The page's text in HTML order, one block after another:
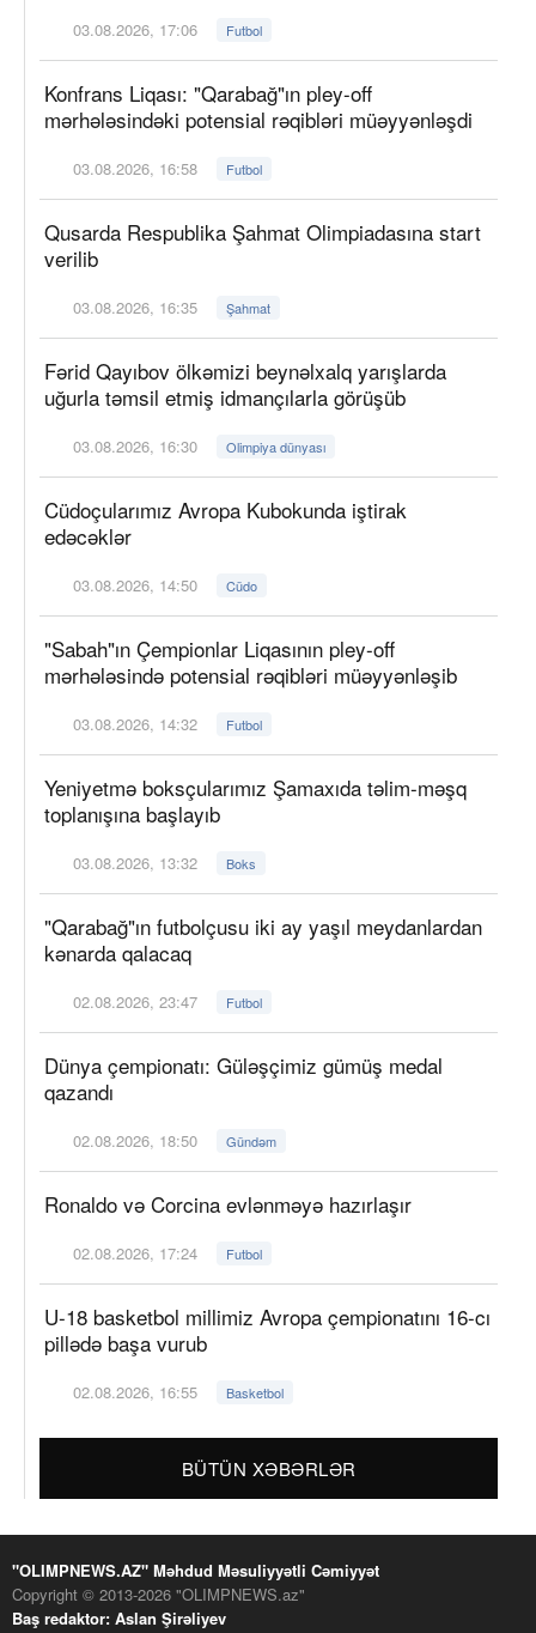
03.08.2026, 17:06 Futbol
Konfrans Liqası: "Qarabağ"ın pley-off
mərhələsindəki potensial rəqibləri müəyyənləşdi
03.08.2026, 16:58 Futbol
Qusarda Respublika Şahmat Olimpiadasına start
verilib
03.08.2026, 16:35 Şahmat
Fərid Qayıbov ölkəmizi beynəlxalq yarışlarda
uğurla təmsil etmiş idmançılarla görüşüb
03.08.2026, 16:30 Olimpiya dünyası
Cüdoçularımız Avropa Kubokunda iştirak
edəcəklər
03.08.2026, 14:50 Cüdo
"Sabah"ın Çempionlar Liqasının pley-off
mərhələsində potensial rəqibləri müəyyənləşib
03.08.2026, 14:32 Futbol
Yeniyetmə boksçularımız Şamaxıda təlim-məşq
toplanışına başlayıb
03.08.2026, 13:32 Boks
"Qarabağ"ın futbolçusu iki ay yaşıl meydanlardan
kənarda qalacaq
02.08.2026, 23:47 Futbol
Dünya çempionatı: Güləşçimiz gümüş medal
qazandı
02.08.2026, 18:50 Gündəm
Ronaldo və Corcina evlənməyə hazırlaşır
02.08.2026, 17:24 Futbol
U-18 basketbol millimiz Avropa çempionatını 16-cı
pillədə başa vurub
02.08.2026, 16:55 Basketbol
BÜTÜN XƏBƏRLƏR
"OLIMPNEWS.AZ" Məhdud Məsuliyyətli Cəmiyyət
Copyright © 2013-2026 "OLIMPNEWS.az"
Baş redaktor: Aslan Şirəliyev